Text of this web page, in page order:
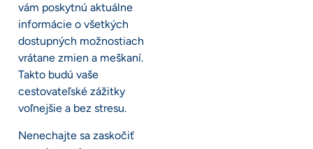
vám poskytnú aktuálne
informácie o všetkých
dostupných možnostiach
vrátane zmien a meškaní.
Takto budú vaše
cestovateľské zážitky
voľnejšie a bez stresu.
Nenechajte sa zaskočiť